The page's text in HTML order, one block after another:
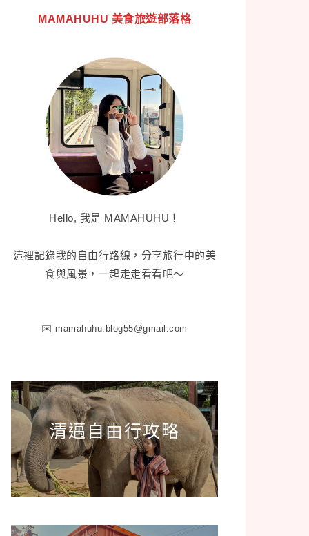
MAMAHUHU 美食旅遊部落格
Hello, 我是 MAMAHUHU！
這裡記錄我的自由行路線，分享旅行中的美
食與風景，一起走走看看吧～
✉️ mamahuhu.blog55@gmail.com
清邁自由行攻略